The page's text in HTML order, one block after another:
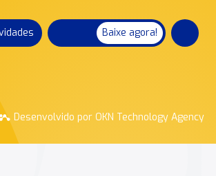
Baixe agora!
Desenvolvido por OKN Technology Agency